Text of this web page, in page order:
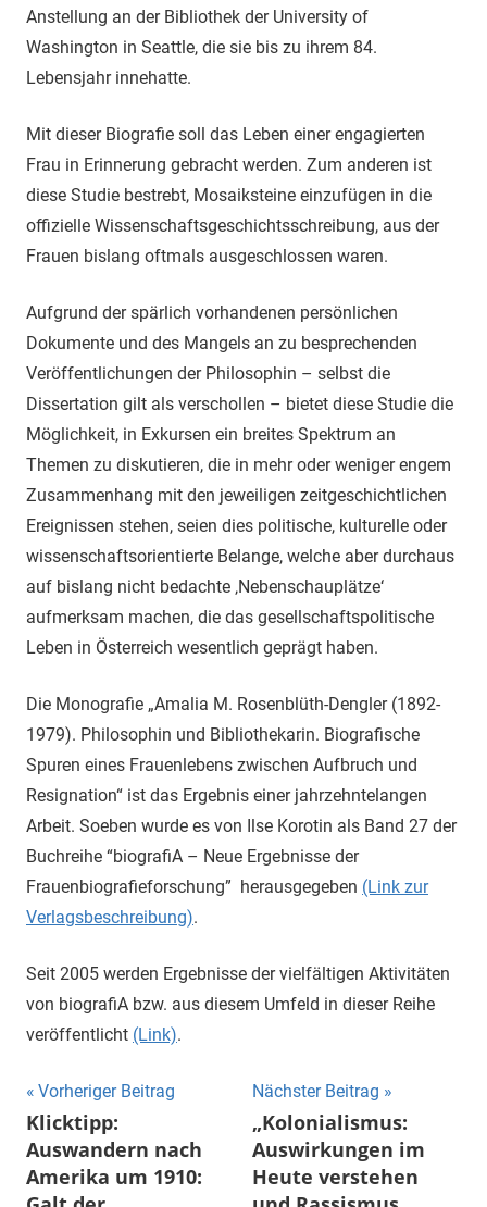
Anstellung an der Bibliothek der University of
Washington in Seattle, die sie bis zu ihrem 84.
Lebensjahr innehatte.
Mit dieser Biografie soll das Leben einer engagierten
Frau in Erinnerung gebracht werden. Zum anderen ist
diese Studie bestrebt, Mosaiksteine einzufügen in die
offizielle Wissenschaftsgeschichtsschreibung, aus der
Frauen bislang oftmals ausgeschlossen waren.
Aufgrund der spärlich vorhandenen persönlichen
Dokumente und des Mangels an zu besprechenden
Veröffentlichungen der Philosophin – selbst die
Dissertation gilt als verschollen – bietet diese Studie die
Möglichkeit, in Exkursen ein breites Spektrum an
Themen zu diskutieren, die in mehr oder weniger engem
Zusammenhang mit den jeweiligen zeitgeschichtlichen
Ereignissen stehen, seien dies politische, kulturelle oder
wissenschaftsorientierte Belange, welche aber durchaus
auf bislang nicht bedachte ‚Nebenschauplätze‘
aufmerksam machen, die das gesellschaftspolitische
Leben in Österreich wesentlich geprägt haben.
Die Monografie „Amalia M. Rosenblüth-Dengler (1892-
1979). Philosophin und Bibliothekarin. Biografische
Spuren eines Frauenlebens zwischen Aufbruch und
Resignation“ ist das Ergebnis einer jahrzehntelangen
Arbeit. Soeben wurde es von Ilse Korotin als Band 27 der
Buchreihe “biografiA – Neue Ergebnisse der
Frauenbiografieforschung” herausgegeben (Link zur
Verlagsbeschreibung).
Seit 2005 werden Ergebnisse der vielfältigen Aktivitäten
von biografiA bzw. aus diesem Umfeld in dieser Reihe
veröffentlicht (Link).
Beitragsnavigation
Vorheriger Beitrag
Klicktipp:
Auswandern nach
Amerika um 1910:
Nächster Beitrag
„Kolonialismus:
Auswirkungen im
Heute verstehen